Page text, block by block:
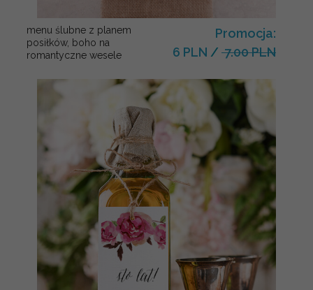
menu ślubne z planem
posiłków, boho na
romantyczne wesele
Promocja:
6 PLN / 7.00 PLN